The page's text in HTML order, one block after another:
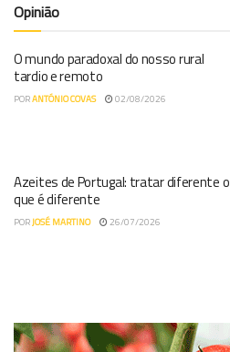
Opinião
O mundo paradoxal do nosso rural
tardio e remoto
PORANTÓNIO COVAS 02/08/2026
Azeites de Portugal: tratar diferente o
que é diferente
PORJOSÉ MARTINO 26/07/2026